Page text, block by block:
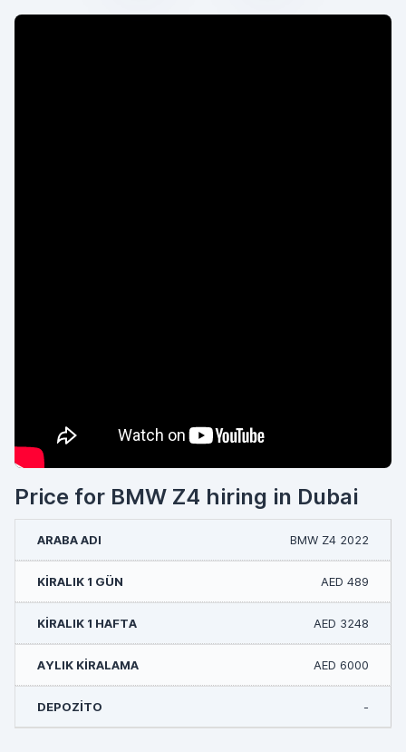
Price for BMW Z4 hiring in Dubai
BMW Z4 2022
AED 489
AED 3248
AED 6000
-